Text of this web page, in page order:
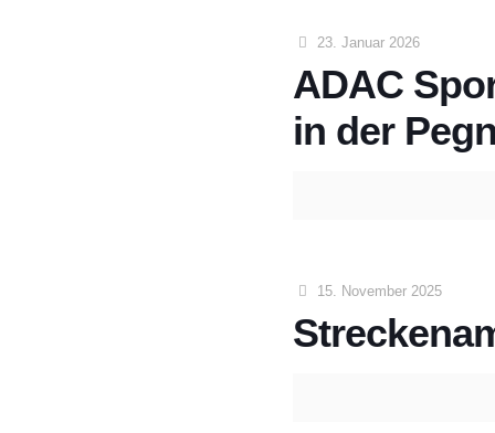
23. Januar 2026
ADAC
in der
15. November 2025